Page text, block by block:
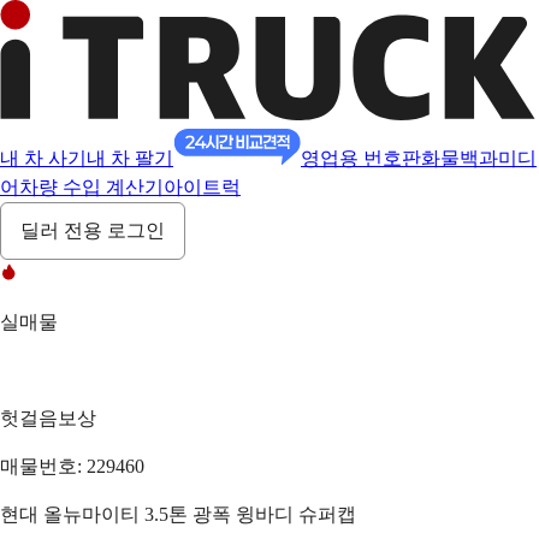
내 차 사기 내 차 팔기 영업용 번호판화물백과미디
어 차량 수입 계산기 아이트럭
딜러 전용 로그인
실매물
헛걸음보상
매물번호: 229460
현대 올뉴마이티 3.5톤 광폭 윙바디 슈퍼캡